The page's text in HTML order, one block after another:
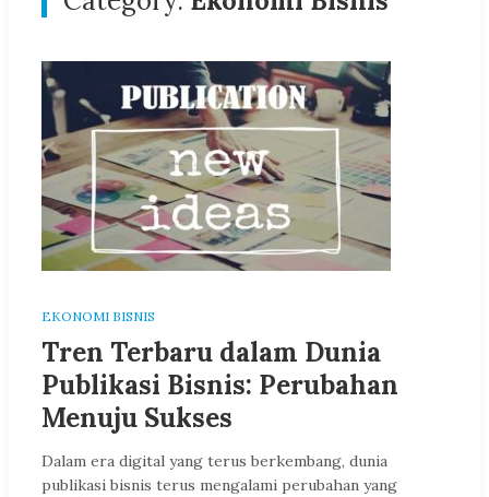
EKONOMI BISNIS
Tren Terbaru dalam Dunia
Publikasi Bisnis: Perubahan
Menuju Sukses
Dalam era digital yang terus berkembang, dunia
publikasi bisnis terus mengalami perubahan yang